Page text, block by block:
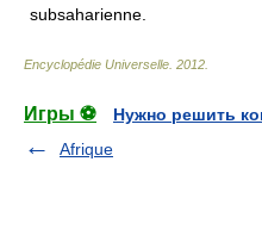
subsaharienne.
Encyclopédie Universelle 2012
Игры ⚽
Нужно решить
Afrique